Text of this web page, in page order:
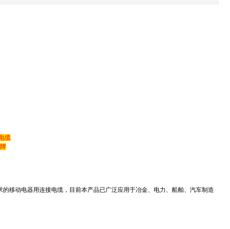
缆
移动电器用连接电缆，目前本产品已广泛应用于冶金、电力、船舶、汽车制造